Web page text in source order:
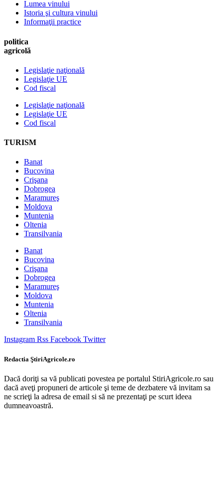
Lumea vinului
Istoria şi cultura vinului
Informaţii practice
politica
agricolă
Legislaţie naţională
Legislaţie UE
Cod fiscal
Legislaţie naţională
Legislaţie UE
Cod fiscal
TURISM
Banat
Bucovina
Crişana
Dobrogea
Maramureş
Moldova
Muntenia
Oltenia
Transilvania
Banat
Bucovina
Crişana
Dobrogea
Maramureş
Moldova
Muntenia
Oltenia
Transilvania
Instagram Rss Facebook Twitter
Redactia ŞtiriAgricole.ro
Dacă doriţi sa vă publicati povestea pe portalul StiriAgricole.ro sau
dacă aveţi propuneri de articole şi teme de dezbatere vă invitam sa
ne scrieţi la adresa de email si să ne prezentaţi pe scurt ideea
dumneavoastră.